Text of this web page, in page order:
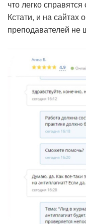
что легко
Кстати, и на сайтах
преподавателей не